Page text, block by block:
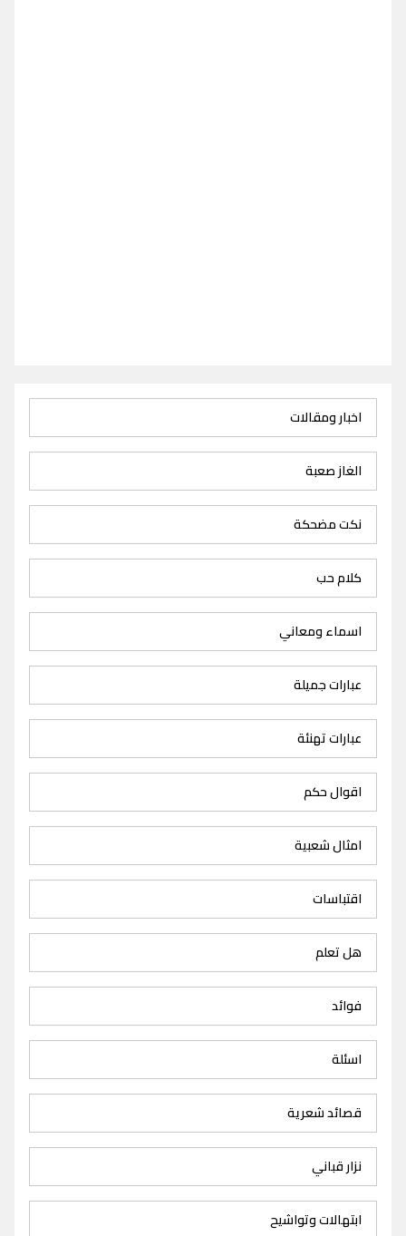
اخبار ومقالات
الغاز صعبة
نكت مضحكة
كلام حب
اسماء ومعاني
عبارات جميلة
عبارات تهنئة
اقوال حكم
امثال شعبية
اقتباسات
هل تعلم
فوائد
اسئلة
قصائد شعرية
نزار قباني
ابتهالات وتواشيح